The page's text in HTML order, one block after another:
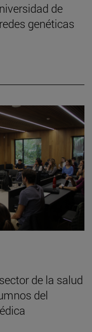
de
genéticas
de la salud
del